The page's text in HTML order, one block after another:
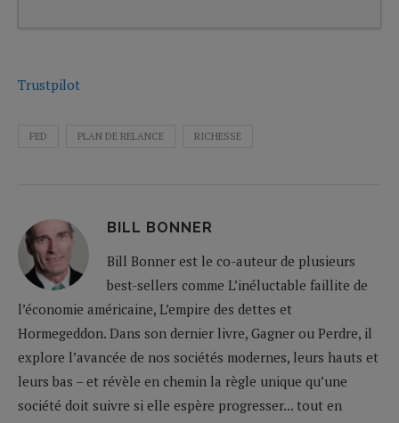
Trustpilot
FED PLAN DE RELANCE RICHESSE
BILL BONNER
Bill Bonner est le co-auteur de plusieurs
best-sellers comme L’inéluctable faillite de
l’économie américaine, L’empire des dettes et
Hormegeddon. Dans son dernier livre, Gagner ou Perdre, il
explore l’avancée de nos sociétés modernes, leurs hauts et
leurs bas – et révèle en chemin la règle unique qu’une
société doit suivre si elle espère progresser... tout en